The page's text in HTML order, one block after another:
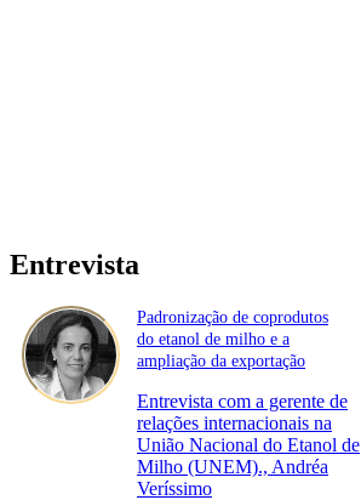
Entrevista
Padronização de coprodutos
do etanol de milho e a
ampliação da exportação
Entrevista com a gerente de
relações internacionais na
União Nacional do Etanol de
Milho (UNEM)., Andréa
Veríssimo